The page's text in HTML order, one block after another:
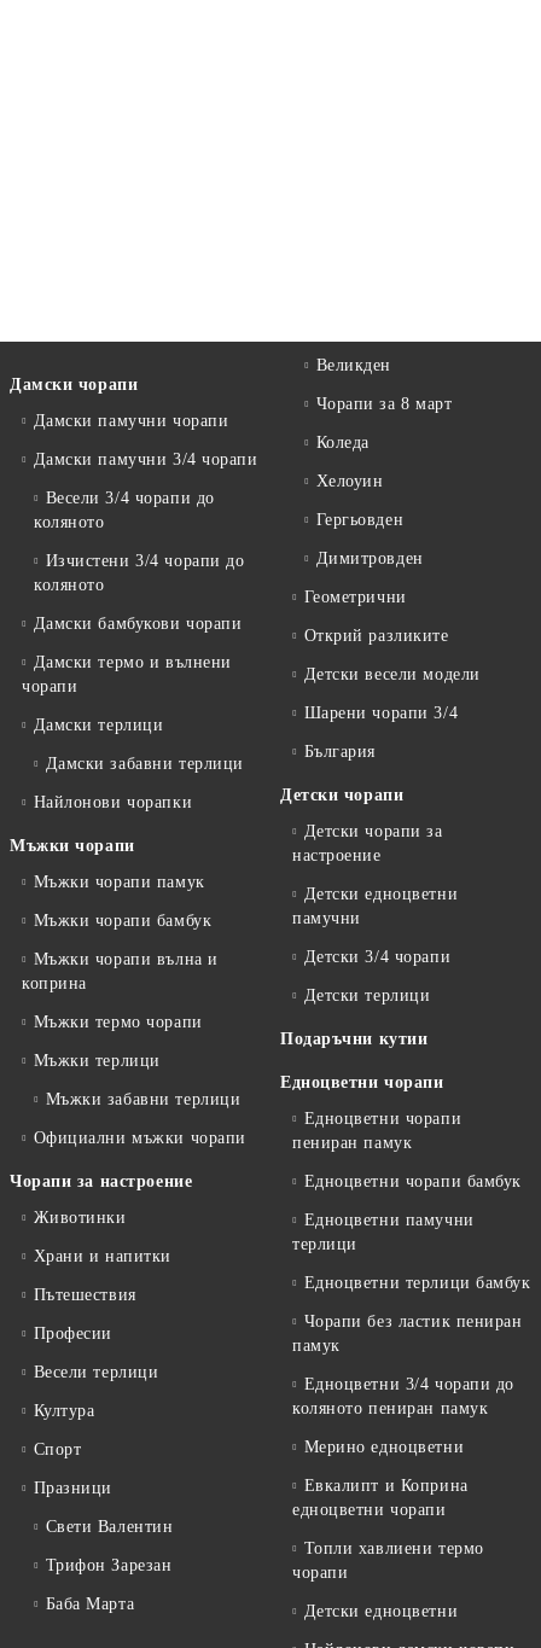
Дамски чорапи
Дамски памучни чорапи
Дамски памучни 3/4 чорапи
Весели 3/4 чорапи до
коляното
Изчистени 3/4 чорапи до
коляното
Дамски бамбукови чорапи
Дамски термо и вълнени
чорапи
Дамски терлици
Дамски забавни терлици
Найлонови чорапки
Мъжки чорапи
Мъжки чорапи памук
Мъжки чорапи бамбук
Мъжки чорапи вълна и
коприна
Мъжки термо чорапи
Мъжки терлици
Мъжки забавни терлици
Официални мъжки чорапи
Чорапи за настроение
Животинки
Храни и напитки
Пътешествия
Професии
Весели терлици
Култура
Спорт
Празници
Свети Валентин
Трифон Зарезан
Баба Марта
Великден
Чорапи за 8 март
Коледа
Хелоуин
Гергьовден
Димитровден
Геометрични
Открий разликите
Детски весели модели
Шарени чорапи 3/4
България
Детски чорапи
Детски чорапи за
настроение
Детски едноцветни
памучни
Детски 3/4 чорапи
Детски терлици
Подаръчни кутии
Едноцветни чорапи
Едноцветни чорапи
пениран памук
Едноцветни чорапи бамбук
Едноцветни памучни
терлици
Едноцветни терлици бамбук
Чорапи без ластик пениран
памук
Едноцветни 3/4 чорапи до
коляното пениран памук
Мерино едноцветни
Евкалипт и Коприна
едноцветни чорапи
Топли хавлиени термо
чорапи
Детски едноцветни